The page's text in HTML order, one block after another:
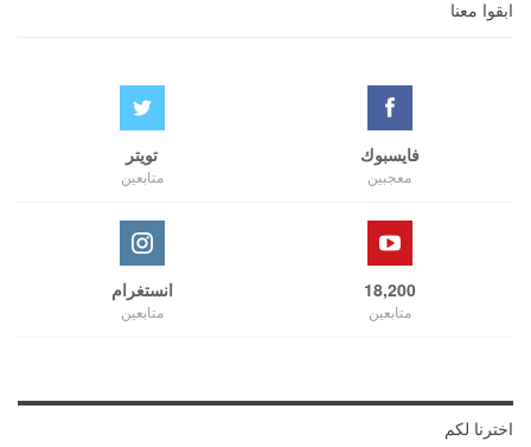
ابقوا معنا
فايسبوك
معجبين
تويتر
متابعين
18,200
متابعين
انستغرام
متابعين
اخترنا لكم